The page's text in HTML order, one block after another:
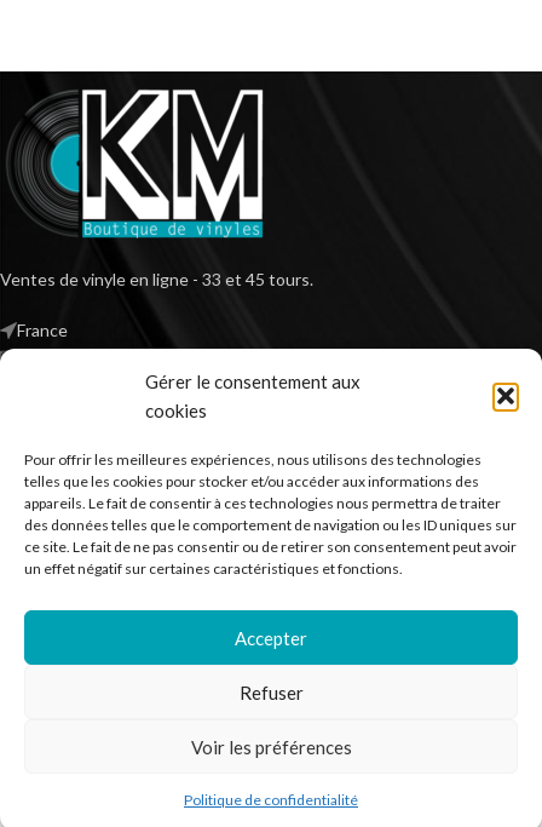
Gérer le consentement aux
cookies
Pour offrir les meilleures expériences, nous utilisons des technologies
telles que les cookies pour stocker et/ou accéder aux informations des
appareils. Le fait de consentir à ces technologies nous permettra de traiter
des données telles que le comportement de navigation ou les ID uniques sur
ce site. Le fait de ne pas consentir ou de retirer son consentement peut avoir
un effet négatif sur certaines caractéristiques et fonctions.
Accepter
Refuser
Voir les préférences
Politique de confidentialité
Ventes de vinyle en ligne - 33 et 45 tours.
France
*TVA non applicable – article 293 B du CGI
RECHERCHER DES PRODUITS
NOS SERVICES
BESOIN D’AIDE ?
Kilm Music2023